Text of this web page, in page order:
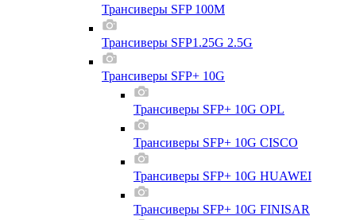
Трансиверы SFP 100M
Трансиверы SFP1.25G 2.5G
Трансиверы SFP+ 10G
Трансиверы SFP+ 10G OPL
Трансиверы SFP+ 10G CISCO
Трансиверы SFP+ 10G HUAWEI
Трансиверы SFP+ 10G FINISAR